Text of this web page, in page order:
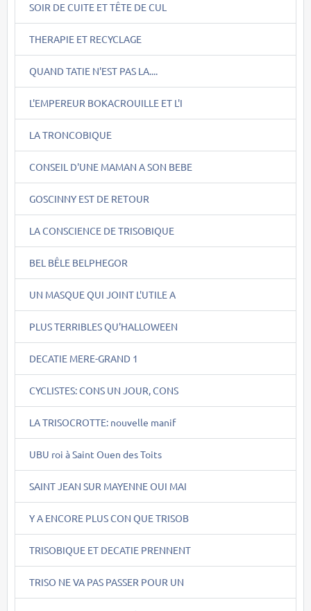
SOIR DE CUITE ET TÊTE DE CUL
THERAPIE ET RECYCLAGE
QUAND TATIE N'EST PAS LA....
L'EMPEREUR BOKACROUILLE ET L'I
LA TRONCOBIQUE
CONSEIL D'UNE MAMAN A SON BEBE
GOSCINNY EST DE RETOUR
LA CONSCIENCE DE TRISOBIQUE
BEL BÊLE BELPHEGOR
UN MASQUE QUI JOINT L'UTILE A
PLUS TERRIBLES QU'HALLOWEEN
DECATIE MERE-GRAND 1
CYCLISTES: CONS UN JOUR, CONS
LA TRISOCROTTE: nouvelle manif
UBU roi à Saint Ouen des Toits
SAINT JEAN SUR MAYENNE OUI MAI
Y A ENCORE PLUS CON QUE TRISOB
TRISOBIQUE ET DECATIE PRENNENT
TRISO NE VA PAS PASSER POUR UN